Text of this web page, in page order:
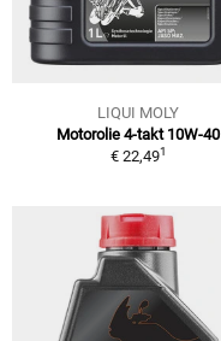
LIQUI MOLY
Motorolie 4-takt 10W-40
€ 22,491